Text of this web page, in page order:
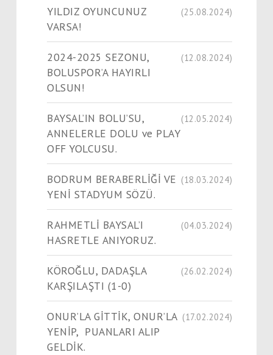
YILDIZ OYUNCUNUZ
VARSA!
(25.08.2024)
2024-2025 SEZONU,
BOLUSPOR’A HAYIRLI
OLSUN!
(12.08.2024)
BAYSAL’IN BOLU’SU,
ANNELERLE DOLU ve PLAY
OFF YOLCUSU.
(12.05.2024)
BODRUM BERABERLİĞİ VE
YENİ STADYUM SÖZÜ.
(18.03.2024)
RAHMETLİ BAYSAL’I
HASRETLE ANIYORUZ.
(04.03.2024)
KÖROĞLU, DADAŞLA
KARŞILAŞTI (1-0)
(26.02.2024)
ONUR’LA GİTTİK, ONUR’LA
YENİP, PUANLARI ALIP
GELDİK.
(17.02.2024)